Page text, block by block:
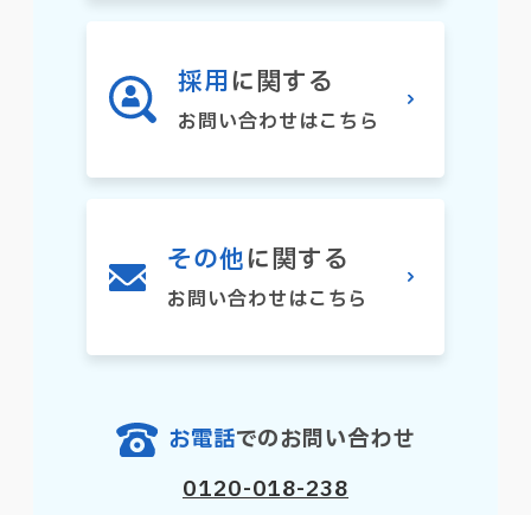
採用に関する
お問い合わせはこちら
その他に関する
お問い合わせはこちら
お電話でのお問い合わせ
0120-018-238